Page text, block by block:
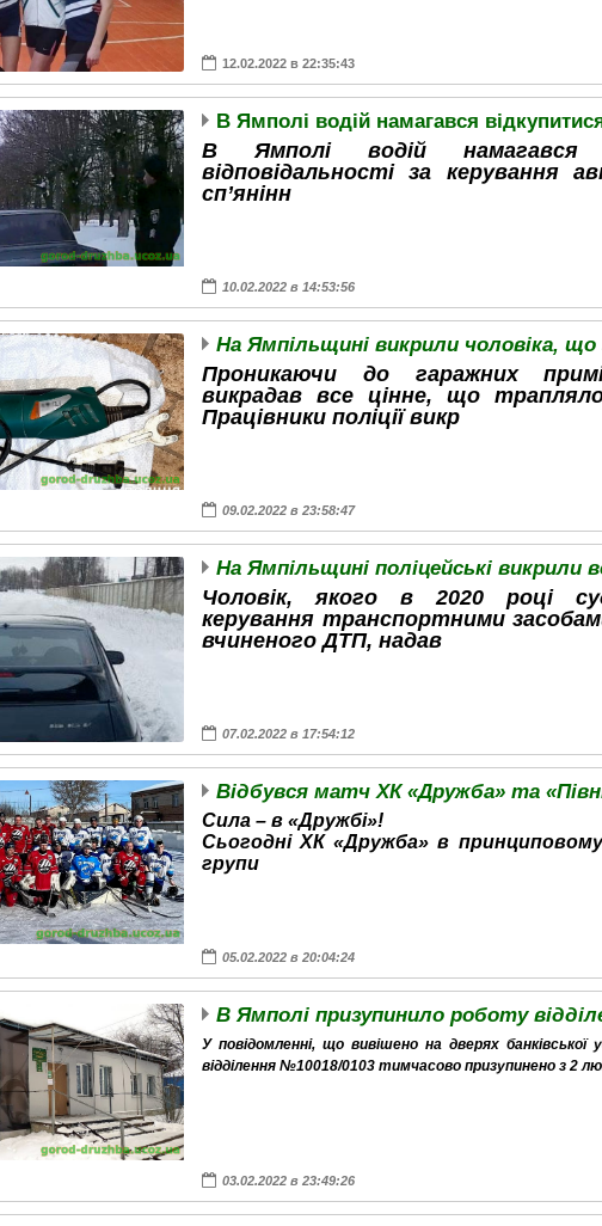
12.02.2022 в 22:35:43
В Ямполі водій намагався
В Ямполі водій намагався
відповідальності за керування
сп’янінн
10.02.2022 в 14:53:56
Проникаючи до гаражних
викрадав все цінне, що
Працівники поліції викр
09.02.2022 в 23:58:47
Чоловік, якого в 2020 році
керування транспортними
вчиненого ДТП, надав
07.02.2022 в 17:54:12
Сила – в «Дружбі»!
Сьогодні ХК «Дружба» в принциповому
групи
05.02.2022 в 20:04:24
В Ямполі призупинило роботу
У повідомленні, що вивішено на дверях
відділення №10018/0103 тимчасово призупинено з 2
03.02.2022 в 23:49:26